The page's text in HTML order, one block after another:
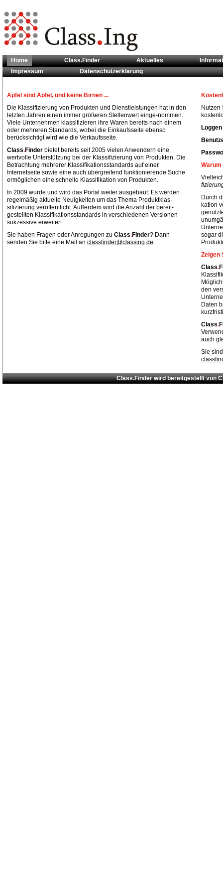
Sie sind hier:Home
Home Class.Finder Aktuelles
Impressum
Datenschutzerklärung
Äpfel sind Äpfel, und keine Birnen ...
Die Klassifizierung von Produkten und Dienstleistungen hat in den
letzten Jahren einen immer größeren Stellenwert einge-nommen.
Viele Unternehmen klassifizieren ihre Waren bereits nach einem
oder mehreren Standards, wobei die Einkaufsseite ebenso
berücksichtigt wird wie die Verkaufsseite.
Class.Finder bietet bereits seit 2005 vielen Anwendern eine
wertvolle Unterstützung bei der Klassifizierung von Produkten. Die
Betrachtung mehrerer Klassifikationsstandards auf einer
Internetseite sowie eine auch übergreifend funktionierende Suche
ermöglichen eine schnelle Klassifikation von Produkten.
In 2009 wurde und wird das Portal weiter ausgebaut: Es werden
regelmäßig aktuelle Neuigkeiten um das Thema Produktklas-
sifizierung veröffentlicht. Außerdem wird die Anzahl der bereit-
gestellten Klassifikationsstandards in verschiedenen Versionen
sukzessive erweitert.
Sie haben Fragen oder Anregungen zu Class.Finder? Dann
senden Sie bitte eine Mail an classfinder@classing.de.
Nutzen
Warum
Durch
kation
sogar
Zeigen
Class.
den
Daten
Class.
auch
Sie
Class.Finder wird bereitgestellt von